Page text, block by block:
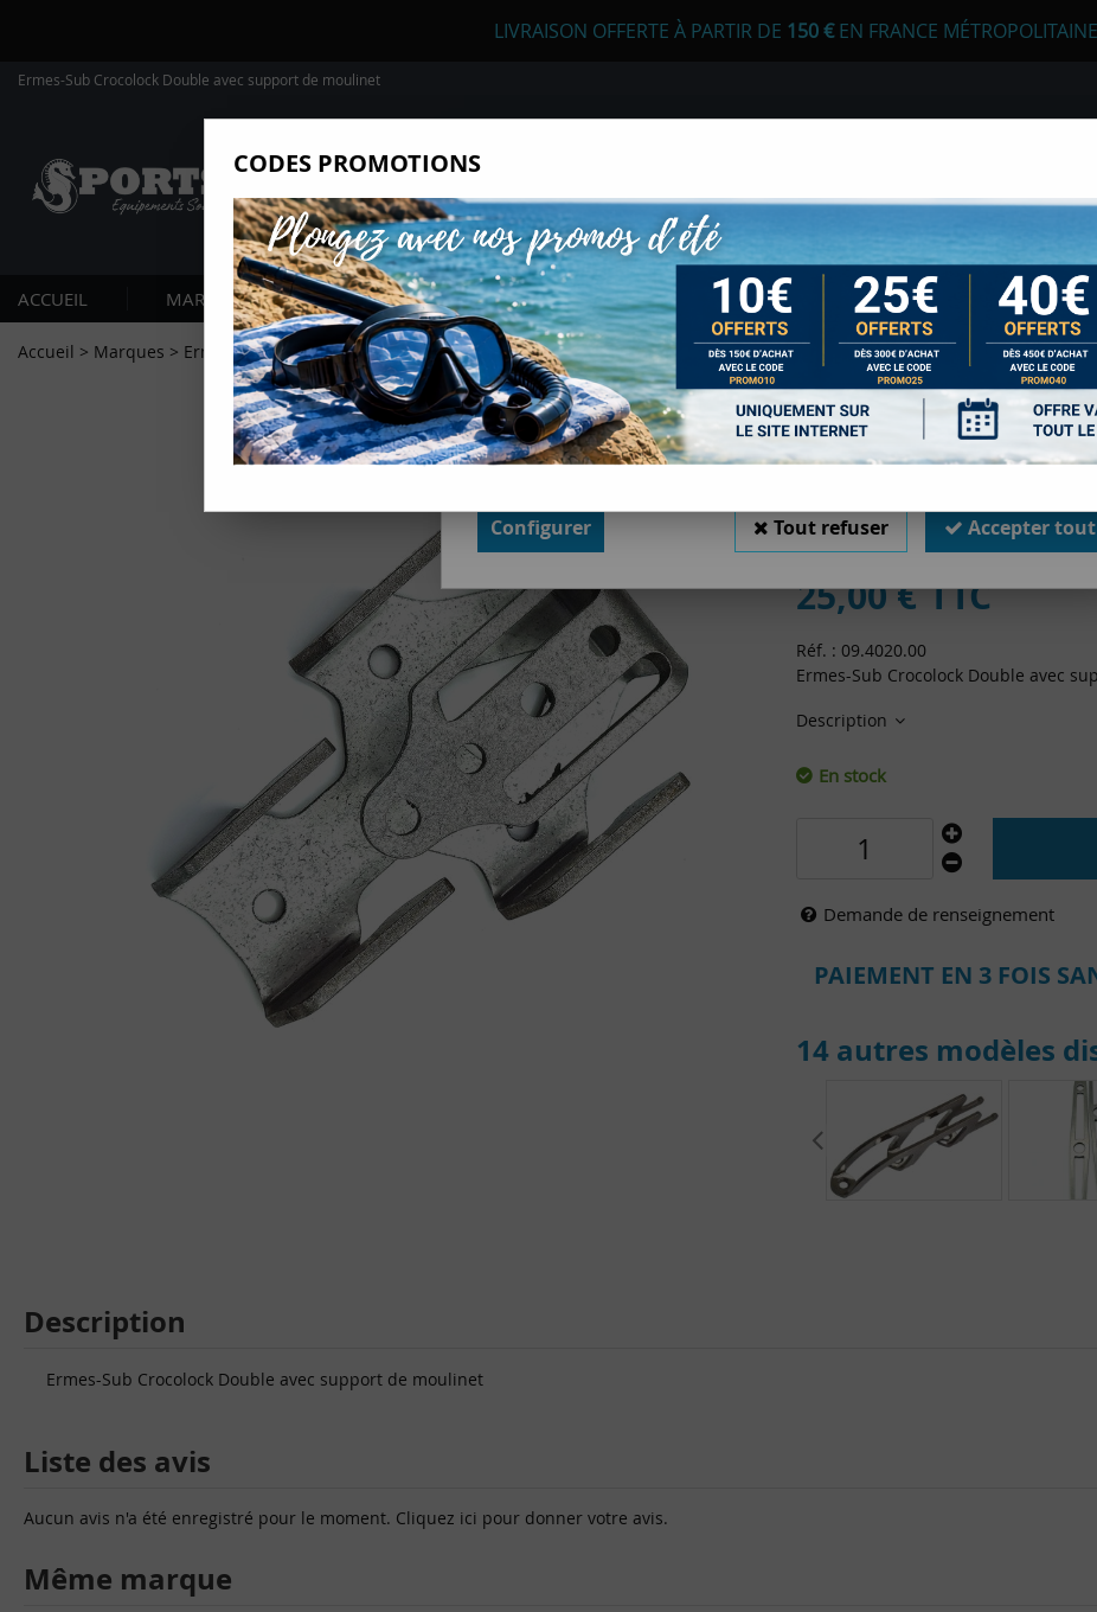
LIVRAISON OFFERTE À PARTIR DE 150 €EN FRANCE MÉTROPOLITAINE
Ermes-Sub Crocolock Double avec support de moulinet
ACCUEIL MARQUES PLONGÉE SOUS-MARINE APNÉE CHASSE SOUS-MARINE LONGE
Accueil > Marques > Ermes >Ermes-Sub Crocolock Double avec support de moulinet
ERMES-SUB
MOULINET
Soyez le premier à donner votre
25,00€TTC
Réf. : 09.4020.00
Ermes-Sub Crocolock Double avec
Description
En stock
Demande de renseignement
PAIEMENT EN 3 FOIS
14 autres modèles
Description
Ermes-Sub Crocolock Double avec support de moulinet
Liste des avis
Aucun avis n'a été enregistré pour le moment. Cliquez ici pour donner votre avis.
Même marque
Nous autorisez-vous à utiliser vos cookies ?
Ils nous seront utiles pour :
Améliorer l'interface et les fonctionnalités du site
Mesurer les campagnes marketing et proposer des mises à jour sur nos
produits
Gérer l'authentification et surveiller les erreurs techniques
Certains cookies sont nécessaires à des fins techniques, ils sont donc dispensés de consentement.
non obligatoires, peuvent être utilisés pour la personnalisation des annonces et du contenu, la mesure
annonces et du contenu, la connaissance de l'audience et le développement de produits, les données
géolocalisation précises et l'identification par le balayage de l'appareil, le stockage et/ou l'accès
informations sur un appareil. Si vous donnez votre consentement, celui-ci sera valable sur l’ensemble des
domaines de Sports Med. Vous disposez de la possibilité de retirer votre consentement à tout moment
cliquant sur le widget en bas à droite de la page. Pour en savoir plus, consulter notre politique de cookie.
Configurer Tout refuser Accepter tout
CODES PROMOTIONS